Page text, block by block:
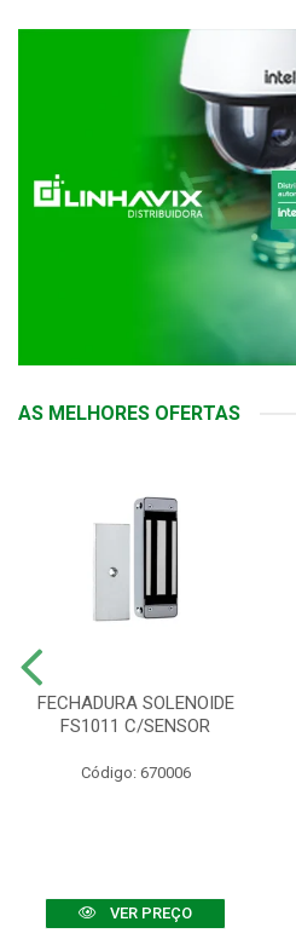
AS MELHORES OFERTAS
FECHADURA SOLENOIDE
FS1011 C/SENSOR
Código: 670006
VER PREÇO